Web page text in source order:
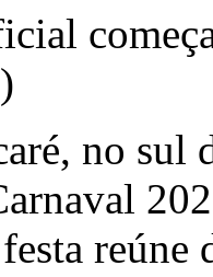
no sul
reúne